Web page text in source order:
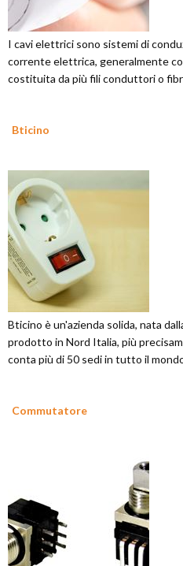
I cavi elettrici sono sistemi di
corrente elettrica, generalmente
costituita da più fili conduttori o
Bticino
Bticino è un'azienda solida, nata
prodotto in Nord Italia, più
conta più di 50 sedi in tutto il
Commutatore